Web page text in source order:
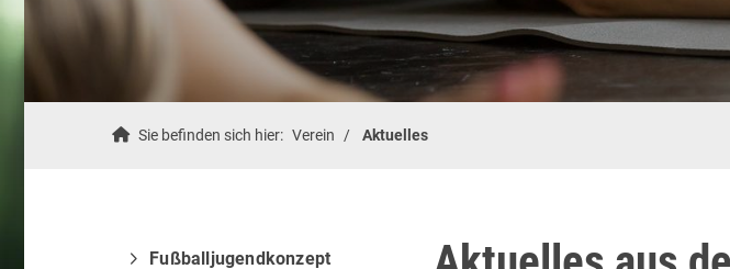
Sie befinden sich hier: Verein Aktuelles
Fußballjugendkonzept